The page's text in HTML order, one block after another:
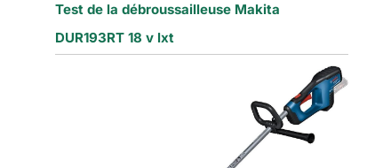
Test de la débroussailleuse Makita
DUR193RT 18 v lxt